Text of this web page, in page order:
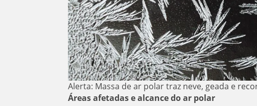
Alerta: Massa de ar polar traz neve, geada e
Áreas afetadas e alcance do ar polar